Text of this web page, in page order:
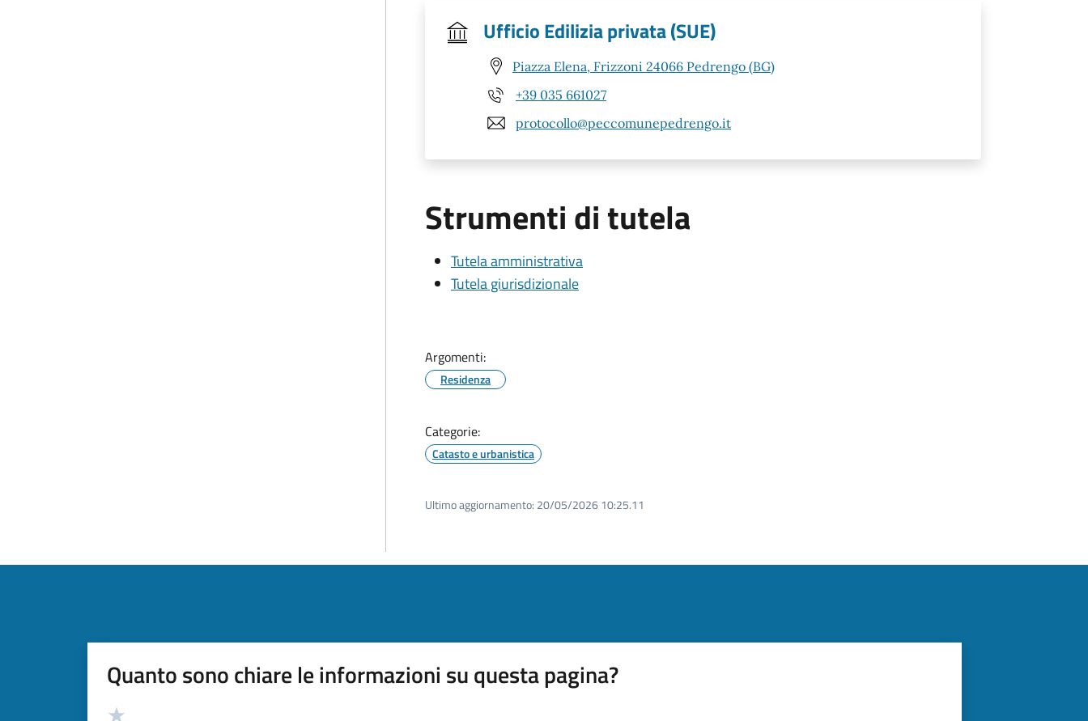
Ufficio Edilizia privata (SUE)
Piazza Elena, Frizzoni 24066 Pedrengo (BG)
+39 035 661027
protocollo@peccomunepedrengo.it
Strumenti di tutela
Tutela amministrativa
Tutela giurisdizionale
Argomenti:
Residenza
Categorie:
Catasto e urbanistica
Ultimo aggiornamento: 20/05/2026 10:25.11
Quanto sono chiare le informazioni su questa pagina?
Valutazione